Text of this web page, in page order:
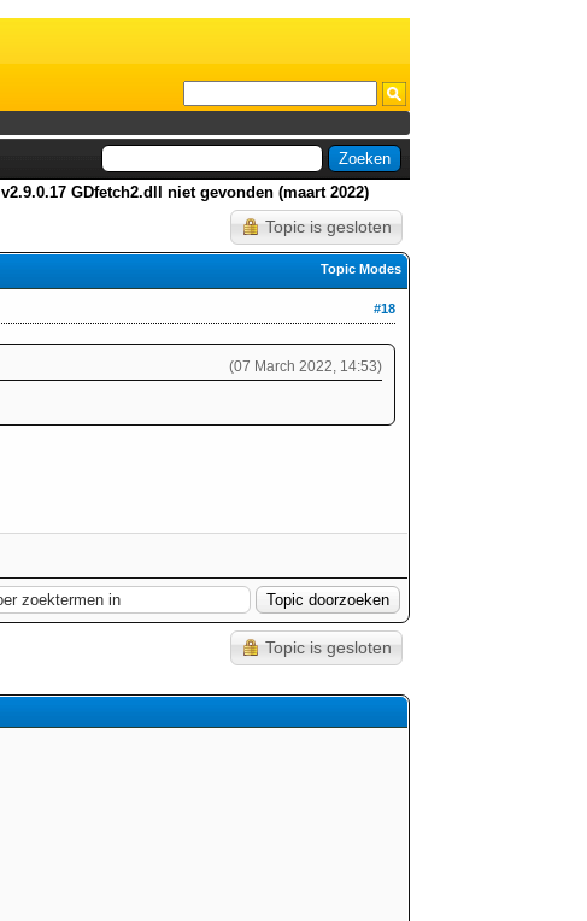
v2.9.0.17 GDfetch2.dll niet gevonden (maart 2022)
Topic is gesloten
Topic Modes
#18
(07 March 2022, 14:53)
Topic is gesloten